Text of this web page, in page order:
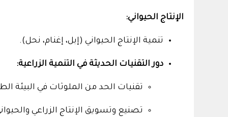
الإنتاج الحيواني:
تنمية الإنتاج الحيواني (إبل، إغنام، نحل).
دور التقنيات الحديثة في التنمية الزراعية:
تقنيات الحد من الملوثات في البيئة
تصنيع وتسويق الإنتاج الزراعي